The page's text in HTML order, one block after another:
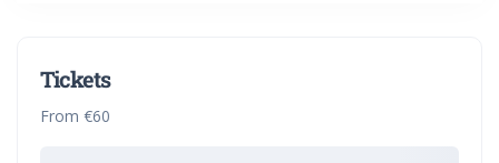
Tickets
From €60